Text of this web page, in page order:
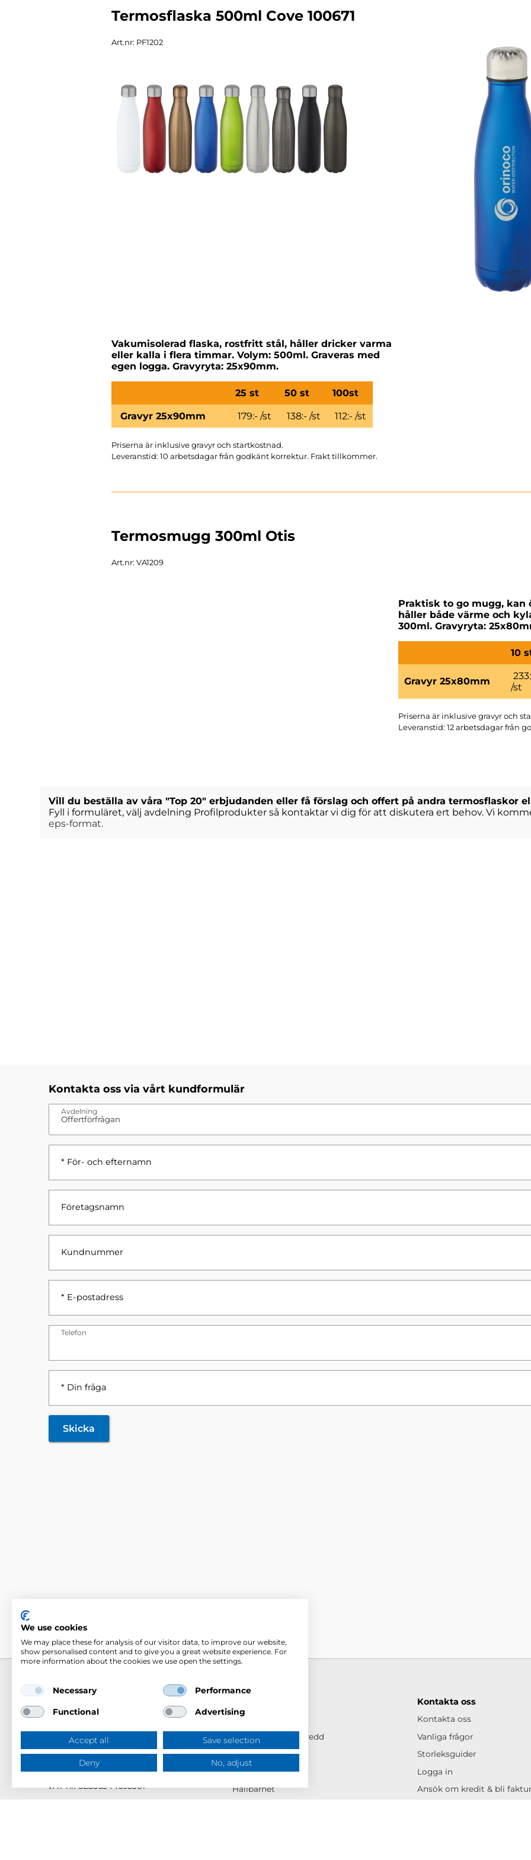
Termosflaska 500ml Cove 100671
Art.nr: PF1202
Vakumisolerad flaska, rostfritt stål, håller dricker varma
eller kalla i flera timmar. Volym: 500ml. Graveras med
egen logga. Gravyryta: 25x90mm.
25 st 50 st 100st
Gravyr 25x90mm 179:- /st 138:- /st 112:- /st
Priserna är inklusive gravyr och startkostnad.
Leveranstid: 10 arbetsdagar från godkänt korrektur. Frakt tillkommer.
Termosmugg 300ml Otis
Art.nr: VA1209
Praktisk to go mugg, kan
håller både värme och
300ml. Gravyryta:
10
Gravyr 25x80mm
/st
Priserna är inklusive gravyr och
Leveranstid: 12 arbetsdagar från
Vill du beställa av våra "Top 20" erbjudanden eller få förslag och offert på andra termosflaskor
Fyll i formuläret, välj avdelning Profilprodukter så kontaktar vi dig för att diskutera ert behov. Vi
eps-format.
Kontakta oss via vårt kundformulär
Avdelning
* För- och efternamn
Företagsnamn
Kundnummer
* E-postadress
Telefon
* Din fråga
Skicka
Ringögatan 12, 417 07 Göteborg
031-744 50 00
Swish:123 394 5508
info@mercus.se
VAT nr: SE556344695301
Om Mercus
Mercus helhet & bredd
Tjänster
Varumärken
Hållbarhet
Kontakta oss
Kontakta oss
Vanliga frågor
Storleksguider
Logga in
Ansök om kredit & bli
We use cookies
We may place these for analysis of our visitor data, to improve our website,
show personalised content and to give you a great website experience. For
more information about the cookies we use open the settings.
Necessary Performance
Functional Advertising
Accept all Save selection
Deny No, adjust